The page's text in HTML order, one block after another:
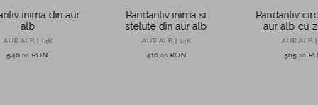
inima din aur
alb
AUR ALB | 14K
540 ,00 RON
Pandantiv inima si
stelute din aur alb
AUR ALB | 14K
410 00 RON
Pandantiv
aur alb cu
AUR ALB |
565 00